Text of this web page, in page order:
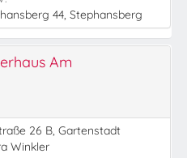
44, Stephansberg
Am
26 B, Gartenstadt
Winkler